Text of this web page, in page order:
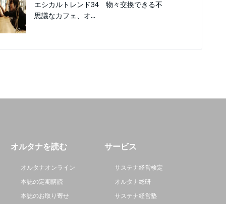
エシカルトレンド34 物々交換できる不
思議なカフェ、オ...
オルタナを読む
オルタナオンライン
本誌の定期購読
本誌のお取り寄せ
サービス
サステナ経営検定
オルタナ総研
サステナ経営塾